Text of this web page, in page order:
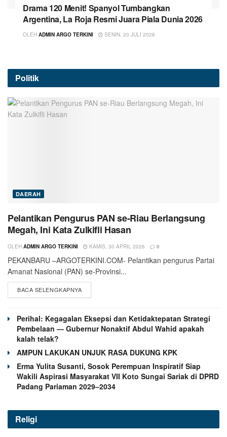
Drama 120 Menit! Spanyol Tumbangkan
Argentina, La Roja Resmi Juara Piala Dunia 2026
OLEH ADMIN ARGO TERKINI SENIN, 20 JULI 2026
Politik
DAERAH
Pelantikan Pengurus PAN se-Riau Berlangsung
Megah, Ini Kata Zulkifli Hasan
OLEH ADMIN ARGO TERKINI KAMIS, 30 APRIL 2026 0
PEKANBARU –ARGOTERKINI.COM- Pelantikan pengurus Partai
Amanat Nasional (PAN) se-Provinsi...
BACA SELENGKAPNYA
Perihal: Kegagalan Eksepsi dan Ketidaktepatan Strategi
Pembelaan — Gubernur Nonaktif Abdul Wahid apakah
kalah telak?
AMPUN LAKUKAN UNJUK RASA DUKUNG KPK
Erma Yulita Susanti, Sosok Perempuan Inspiratif Siap
Wakili Aspirasi Masyarakat VII Koto Sungai Sariak di DPRD
Padang Pariaman 2029–2034
Religi